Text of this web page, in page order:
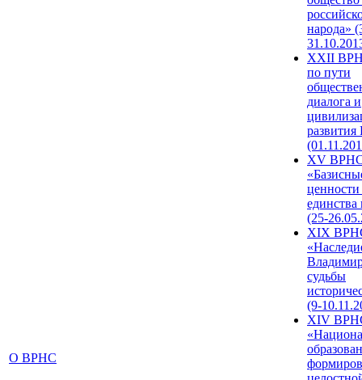
О ВРНС
народа»
XXII
по пути
диалога и
развития
XV
единства
(25-
XIX
судьбы
(9-
XIV